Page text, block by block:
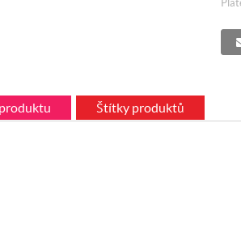
Štítky produktů